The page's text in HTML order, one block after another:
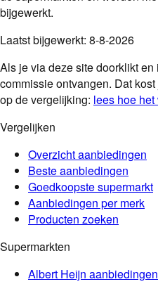
bijgewerkt.
Laatst bijgewerkt: 8-8-2026
Als je via deze site doorklikt
commissie ontvangen. Dat
op de vergelijking: lees hoe het
Vergelijken
Overzicht aanbiedingen
Beste aanbiedingen
Goedkoopste supermarkt
Aanbiedingen per merk
Producten zoeken
Supermarkten
Albert Heijn aanbiedingen